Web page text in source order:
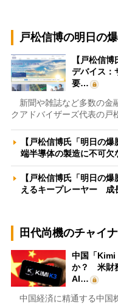
戸松信博の明日の
【戸松信
デバイス：
要…
新聞や雑誌など多数の金
クアドバイザーズ代表の
【戸松信博氏「明日の
端半導体の製造に不可
【戸松信博氏「明日の
えるキープレーヤー 成
田代尚機のチャイ
中国「Kimi
か？ 米財
AI…
中国経済に精通する中国